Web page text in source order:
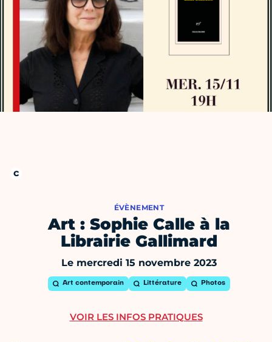
ÉVÈNEMENT
Art : Sophie Calle à la
Librairie Gallimard
Le mercredi 15 novembre 2023
Art contemporain Littérature Photos
VOIR LES INFOS PRATIQUES